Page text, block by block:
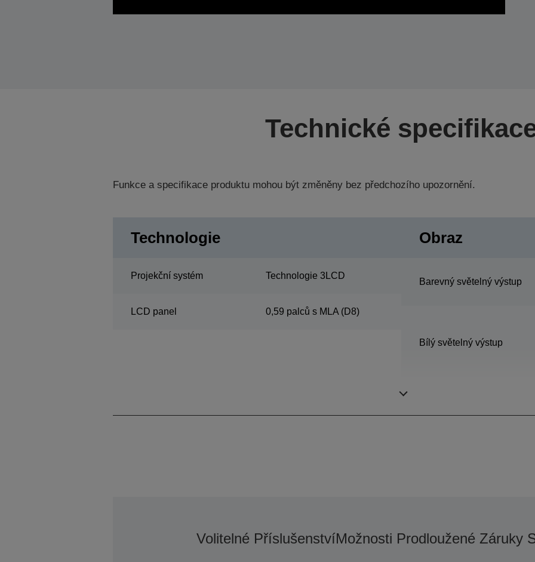
Technické
Funkce a specifikace produktu mohou být změněny bez předchozího upozornění.
Technologie
Projekční systém Technologie 3LCD
LCD panel 0,59 palců s MLA (D8)
Obraz
Barevný světelný výstup
Bílý světelný výstup
Volitelné PříslušenstvíMožnosti Prodloužené Záruky